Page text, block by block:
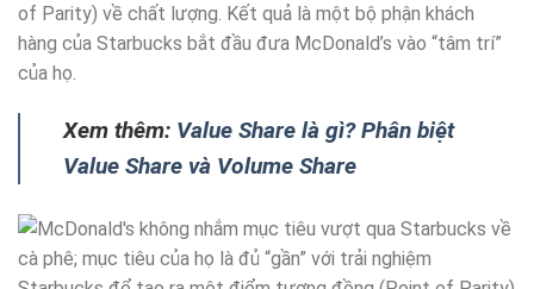
of Parity) về chất lượng. Kết quả là một bộ phận khách
hàng của Starbucks bắt đầu đưa McDonald’s vào “tâm trí”
của họ.
Xem thêm: Value Share là gì? Phân biệt
Value Share và Volume Share